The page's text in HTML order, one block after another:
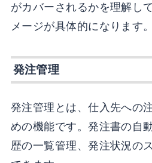
がカバーされるかを理解し
メージが具体的になります。
発注管理
発注管理とは、仕入先への
めの機能です。発注書の自
歴の一覧管理、発注状況の